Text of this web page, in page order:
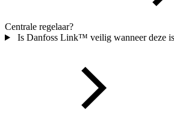
Centrale regelaar?
Is Danfoss Link™ veilig wanneer deze